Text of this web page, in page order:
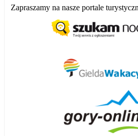
Zapraszamy na nasze portale